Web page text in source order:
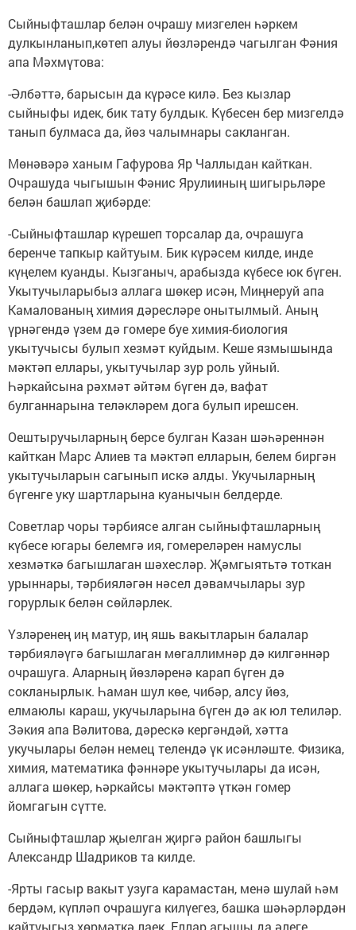
Сыйныфташлар белән очрашу мизгелен һәркем
дулкынланып,көтеп алуы йөзләрендә чагылган Фәния
апа Мәхмүтова:
-Әлбәттә, барысын да күрәсе килә. Без кызлар
сыйныфы идек, бик тату булдык. Күбесен бер мизгелдә
танып булмаса да, йөз чалымнары сакланган.
Мөнәвәрә ханым Гафурова Яр Чаллыдан кайткан.
Очрашуда чыгышын Фәнис Ярулииның шигырьләре
белән башлап җибәрде:
-Сыйныфташлар күрешеп торсалар да, очрашуга
беренче тапкыр кайтуым. Бик күрәсем килде, инде
күңелем куанды. Кызганыч, арабызда күбесе юк бүген.
Укытучыларыбыз аллага шөкер исән, Миңнеруй апа
Камалованың химия дәресләре онытылмый. Аның
үрнәгендә үзем дә гомере буе химия-биология
укытучысы булып хезмәт куйдым. Кеше язмышында
мәктәп еллары, укытучылар зур роль уйный.
Һәркайсына рәхмәт әйтәм бүген дә, вафат
булганнарына теләкләрем дога булып ирешсен.
Оештыручыларның берсе булган Казан шәһәреннән
кайткан Марс Алиев та мәктәп елларын, белем биргән
укытучыларын сагынып искә алды. Укучыларның
бүгенге уку шартларына куанычын белдерде.
Советлар чоры тәрбиясе алган сыйныфташларның
күбесе югары белемгә ия, гомереләрен намуслы
хезмәткә багышлаган шәхесләр. Җәмгыятьтә тоткан
урыннары, тәрбияләгән нәсел дәвамчылары зур
горурлык белән сөйләрлек.
Үзләренең иң матур, иң яшь вакытларын балалар
тәрбияләүгә багышлаган мөгаллимнәр дә килгәннәр
очрашуга. Аларның йөзләренә карап бүген дә
сокланырлык. Һаман шул көе, чибәр, алсу йөз,
елмаюлы караш, укучыларына бүген дә ак юл телиләр.
Зәкия апа Вәлитова, дәрескә кергәндәй, хәтта
укучылары белән немец телендә үк исәнләште. Физика,
химия, математика фәннәре укытучылары да исән,
аллага шөкер, һәркайсы мәктәптә үткән гомер
йомгагын сүтте.
Сыйныфташлар җыелган җиргә район башлыгы
Александр Шадриков та килде.
-Ярты гасыр вакыт узуга карамастан, менә шулай һәм
бердәм, күпләп очрашуга килүегез, башка шәһәрләрдән